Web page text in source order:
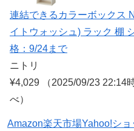
連結できるカラーボックス
イトウォッシュ) ラック 棚
格：9/24まで
ニトリ
¥4,029
（2025/09/23 22:14
べ）
Amazon楽天市場Yahoo!シ